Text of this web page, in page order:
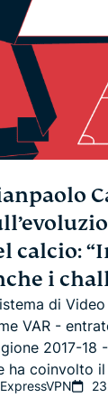
rimozione dei
dati
calcio:
i
di
VAR -
2017-18
ha coinvolto
ExpressVPN